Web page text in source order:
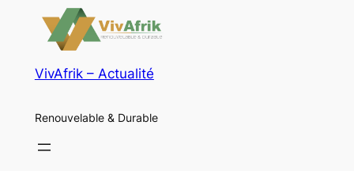
VivAfrik – Actualité
Renouvelable & Durable